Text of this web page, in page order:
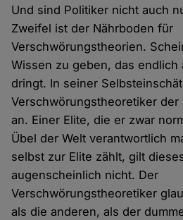
Und sind Politiker nicht auch
Zweifel ist der Nährboden für
Verschwörungstheorien.
Wissen zu geben, das endlich
dringt. In seiner
Verschwörungstheoretiker
an. Einer Elite, die er zwar
Übel der Welt verantwortlich
selbst zur Elite zählt, gilt
augenscheinlich nicht. Der
Verschwörungstheoretiker
als die anderen, als der